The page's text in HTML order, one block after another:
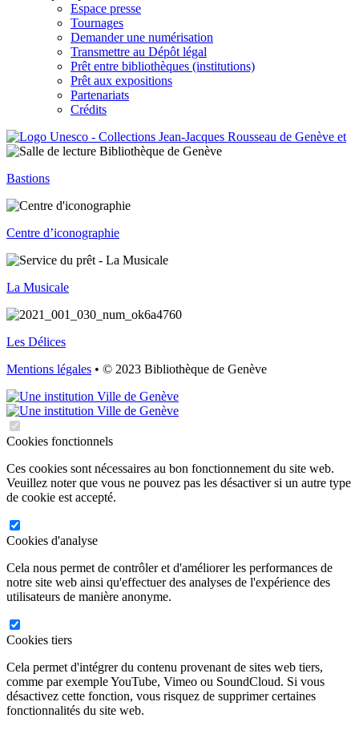
Espace presse
Tournages
Demander une numérisation
Transmettre au Dépôt légal
Prêt entre bibliothèques (institutions)
Prêt aux expositions
Partenariats
Crédits
Bastions
Centre d’iconographie
La Musicale
Les Délices
Mentions légales • © 2023 Bibliothèque de Genève
Cookies fonctionnels
Ces cookies sont nécessaires au bon fonctionnement du site web.
Veuillez noter que vous ne pouvez pas les désactiver si un autre type
de cookie est accepté.
Cookies d'analyse
Cela nous permet de contrôler et d'améliorer les performances de
notre site web ainsi qu'effectuer des analyses de l'expérience des
utilisateurs de manière anonyme.
Cookies tiers
Cela permet d'intégrer du contenu provenant de sites web tiers,
comme par exemple YouTube, Vimeo ou SoundCloud. Si vous
désactivez cette fonction, vous risquez de supprimer certaines
fonctionnalités du site web.